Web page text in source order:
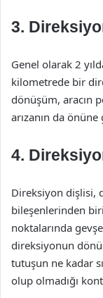
3.
Genel olarak 2
kilometrede bir
dönüşüm, aracın
arızanın da önüne
4.
Direksiyon dişlisi,
bileşenlerinden
noktalarında
direksiyonun
tutuşun ne kadar
olup olmadığı